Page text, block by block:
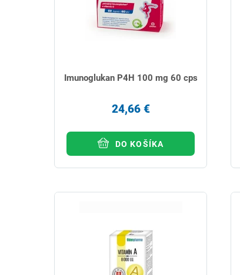
Imunoglukan P4H 100 mg 60 cps
24,66 €
DO KOŠÍKA